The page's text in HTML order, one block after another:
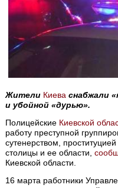
Жители Киева снабжали
и убойной «дурью».
Полицейские Киевской
работу преступной
сутенерством, проституцией
столицы и ее области,
Киевской области.
16 марта работники